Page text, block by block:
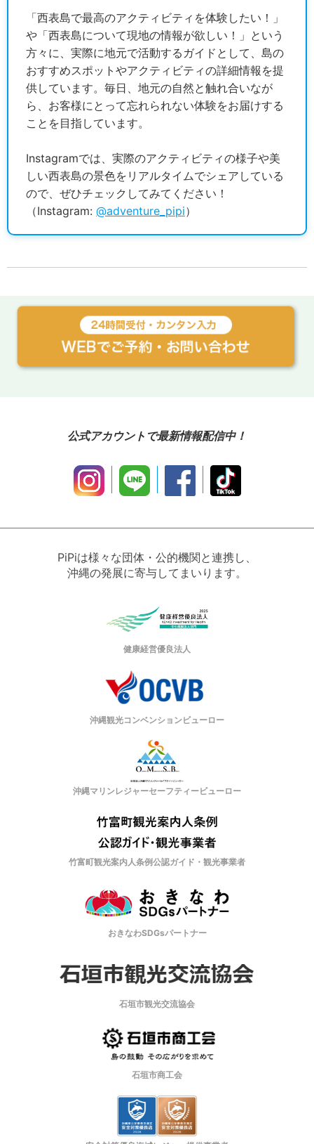
「西表島で最高のアクティビティを体験したい！」
や「西表島について現地の情報が欲しい！」という
方々に、実際に地元で活動するガイドとして、島の
おすすめスポットやアクティビティの詳細情報を提
供しています。毎日、地元の自然と触れ合いなが
ら、お客様にとって忘れられない体験をお届けする
ことを目指しています。
Instagramでは、実際のアクティビティの様子や美
しい西表島の景色をリアルタイムでシェアしている
ので、ぜひチェックしてみてください！
（Instagram: @adventure_pipi）
公式アカウントで最新情報配信中！
PiPiは様々な団体・公的機関と連携し、
沖縄の発展に寄与してまいります。
健康経営優良法人
沖縄観光コンベンションビューロー
沖縄マリンレジャーセーフティービューロー
竹富町観光案内人条例公認ガイド・観光事業者
おきなわSDGsパートナー
石垣市観光交流協会
石垣市商工会